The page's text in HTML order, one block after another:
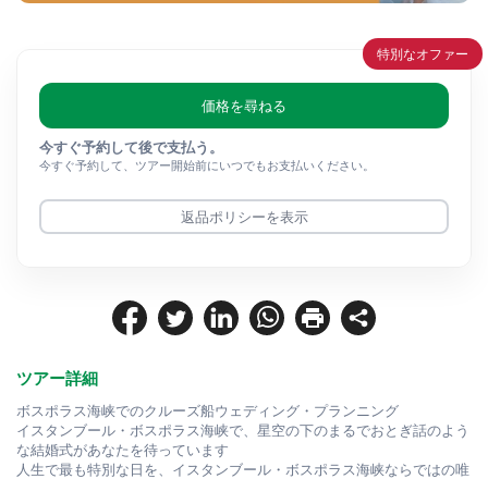
ツアー詳細
ボスポラス海峡でのクルーズ船ウェディング・プランニング
イスタンブール・ボスポラス海峡で、星空の下のまるでおとぎ話のよう
な結婚式があなたを待っています
人生で最も特別な日を、イスタンブール・ボスポラス海峡ならではの唯
特別なオファー
価格を尋ねる
今すぐ予約して後で支払う。
今すぐ予約して、ツアー開始前にいつでもお支払いください。
返品ポリシーを表示